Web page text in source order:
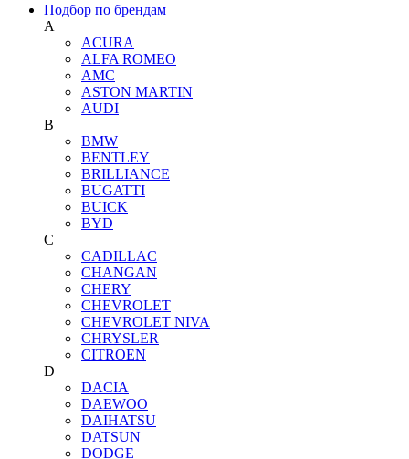
Подбор по брендам
A
ACURA
ALFA ROMEO
AMC
ASTON MARTIN
AUDI
B
BMW
BENTLEY
BRILLIANCE
BUGATTI
BUICK
BYD
C
CADILLAC
CHANGAN
CHERY
CHEVROLET
CHEVROLET NIVA
CHRYSLER
CITROEN
D
DACIA
DAEWOO
DAIHATSU
DATSUN
DODGE